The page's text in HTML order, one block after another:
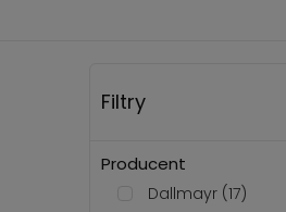
Filtry
Producent
Dallmayr (17)